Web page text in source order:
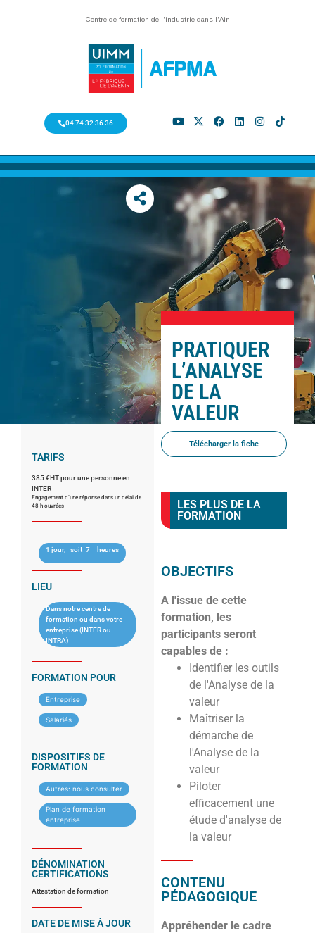
Centre de formation de l’industrie dans l’Ain
04 74 32 36 36
PRATIQUER
L’ANALYSE
DE LA
VALEUR
TARIFS
385 €HT pour une personne en
INTER
Engagement d’une réponse dans un délai de
48 h ouvrées
1 jour, soit 7 heures
LIEU
Dans notre centre de
formation ou dans votre
entreprise (INTER ou
INTRA)
FORMATION POUR
Entreprise
Salariés
DISPOSITIFS DE
FORMATION
Autres: nous consulter
Plan de formation
entreprise
DÉNOMINATION
CERTIFICATIONS
Attestation de formation
DATE DE MISE À JOUR
Télécharger la fiche
LES PLUS DE LA
FORMATION
OBJECTIFS
A l'issue de cette
formation, les
participants seront
capables de :
Identifier les outils
de l'Analyse de la
valeur
Maîtriser la
démarche de
l'Analyse de la
valeur
Piloter
efficacement une
étude d'analyse de
la valeur
CONTENU
PÉDAGOGIQUE
Appréhender le cadre